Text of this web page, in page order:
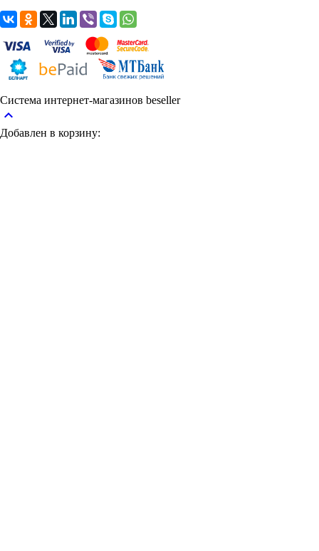
Система интернет-магазинов beseller
keyboard_arrow_up
Добавлен в корзину: